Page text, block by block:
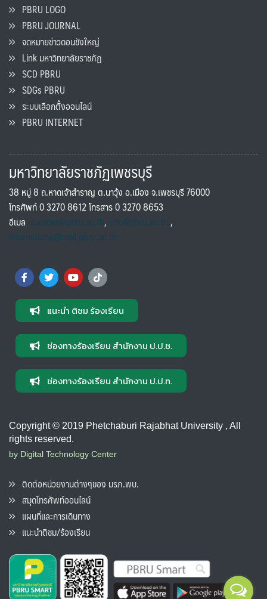
PBRU LOGO
PBRU JOURNAL
จดหมายข่าวดอนขังใหญ่
Link มหาวิทยาลัยราชภัฏ
SCD PBRU
SDGs PBRU
ระบบเลือกตั้งออนไลน์
PBRU INTERNET
มหาวิทยาลัยราชภัฏเพชรบุรี
38 หมู่ 8 ถ.หาดเจ้าสำราญ ต.นาวุ้ง อ.เมือง จ.เพชรบุรี 76000
โทรศัพท์ 0 3270 8612 โทรสาร 0 3270 8653
อีเมล saraban@pbru.ac.th, info@pbru.ac.th,
international@mail.pbru.ac.th
แนะนำ ติชม ร้องเรียน
ช่องทางร้องเรียน สำนักงาน ป.ป.ช.
ช่องทางร้องเรียน สำนักงาน ป.ป.ท.
Copyright © 2019 Phetchaburi Rajabhat University , All
rights reserved.
by Digital Technology Center
ติดต่อหน่วยงานต่างๆของ มรภ.พบ.
สมุดโทรศัพท์ออนไลน์
แผนที่และการเดินทาง
แนะนำติชม/ร้องเรียน